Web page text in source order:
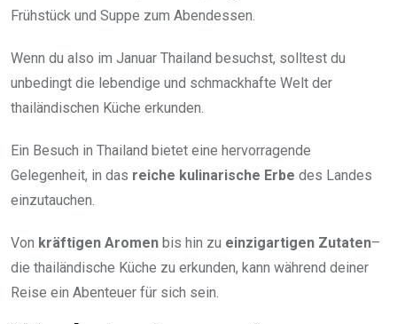
Frühstück und Suppe zum Abendessen.
Wenn du also im Januar Thailand besuchst, solltest du
unbedingt die lebendige und schmackhafte Welt der
thailändischen Küche erkunden.
Ein Besuch in Thailand bietet eine hervorragende
Gelegenheit, in das reiche kulinarische Erbe des Landes
einzutauchen.
Von kräftigen Aromen bis hin zu einzigartigen Zutaten–
die thailändische Küche zu erkunden, kann während deiner
Reise ein Abenteuer für sich sein.